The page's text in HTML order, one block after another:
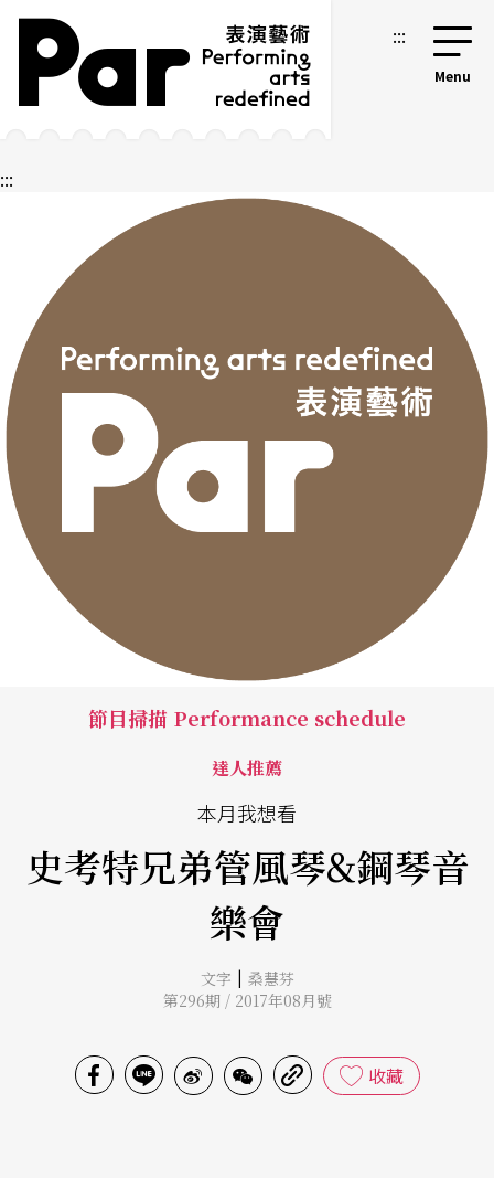
跳到主要內容區塊
網站導覽 :::
:::
節目掃描 Performance schedule
達人推薦
本月我想看
史考特兄弟管風琴&鋼琴音
樂會
文字 | 桑慧芬
第296期 / 2017年08月號
收藏